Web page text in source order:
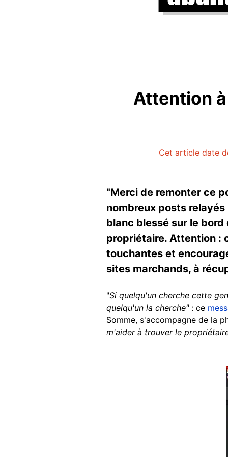
Attention
Cet article date
"Merci de remonter ce
nombreux posts
blanc blessé sur le
propriétaire. Attention :
touchantes et
sites marchands, à
"Si quelqu'un cherche cette
quelqu'un la cherche" : ce
Somme, s'accompagne de la
m'aider à trouver le